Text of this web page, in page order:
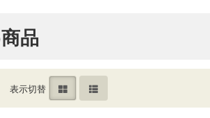
品
表示切替